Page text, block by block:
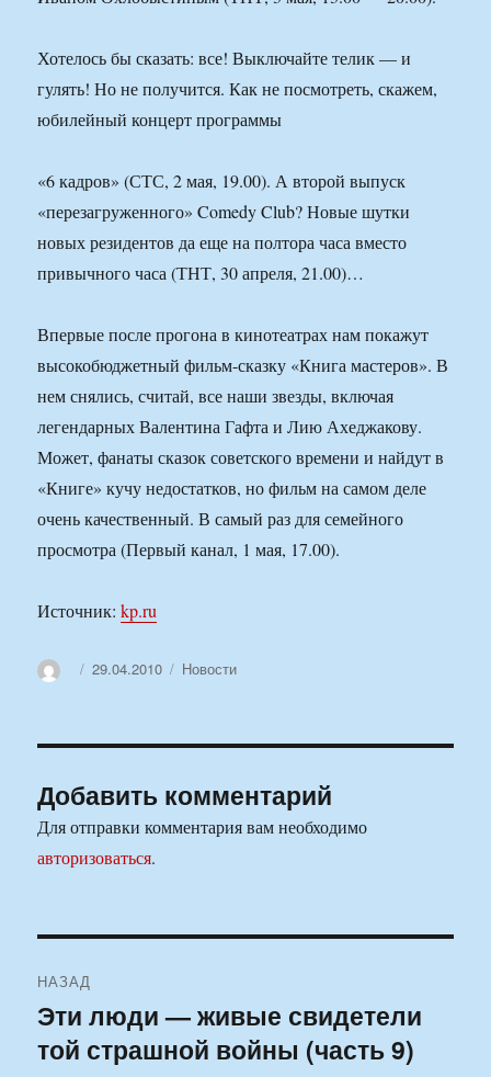
Хотелось бы сказать: все! Выключайте телик — и
гулять! Но не получится. Как не посмотреть, скажем,
юбилейный концерт программы
«6 кадров» (СТС, 2 мая, 19.00). А второй выпуск
«перезагруженного» Comedy Club? Новые шутки
новых резидентов да еще на полтора часа вместо
привычного часа (ТНТ, 30 апреля, 21.00)…
Впервые после прогона в кинотеатрах нам покажут
высокобюджетный фильм-сказку «Книга мастеров». В
нем снялись, считай, все наши звезды, включая
легендарных Валентина Гафта и Лию Ахеджакову.
Может, фанаты сказок советского времени и найдут в
«Книге» кучу недостатков, но фильм на самом деле
очень качественный. В самый раз для семейного
просмотра (Первый канал, 1 мая, 17.00).
Источник:kp.ru
АвторОпубликовано
29.04.2010 Рубрики
Новости
Добавить комментарий
Для отправки комментария вам необходимо
авторизоваться.
по
записям
НАЗАД
Предыдущая
запись:
Эти люди — живые свидетели
той страшной войны (часть 9)